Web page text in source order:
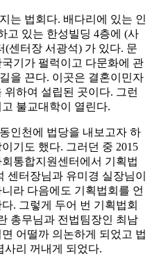
는 법회다. 배다리에 있는 인
고 있는 한성빌딩 4층에 (사
센터장 서광석) 가 있다. 문
기가 펄럭이고 다문화에 관
을 끈다. 이곳은 결혼이민자
하여 설립된 곳이다. 그런
불교대학이 열린다.
인천에 법당을 내보고자 하
기도 했다. 그러던 중 2015
통합지원센터에서 기획법
센터장님과 유미경 실장님이
라 다음에도 기획법회를 언
. 그렇게 두어 번 기획법회
총무님과 전법팀장인 최남
어떨까 의논하게 되었고 법
사리 꺼내게 되었다.